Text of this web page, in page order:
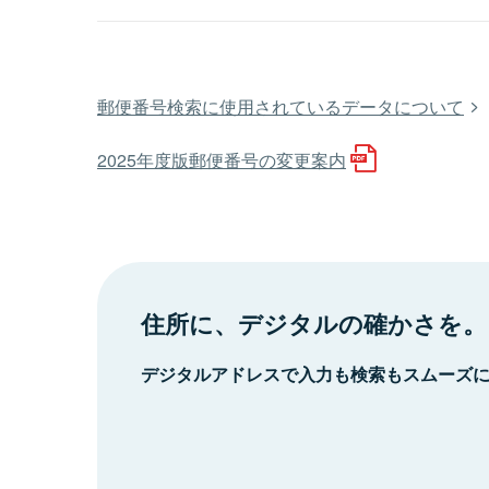
郵便番号検索に使用されているデータについて
2025年度版郵便番号の変更案内
住所に、デジタルの確かさを。
デジタルアドレスで入力も検索もスムーズ